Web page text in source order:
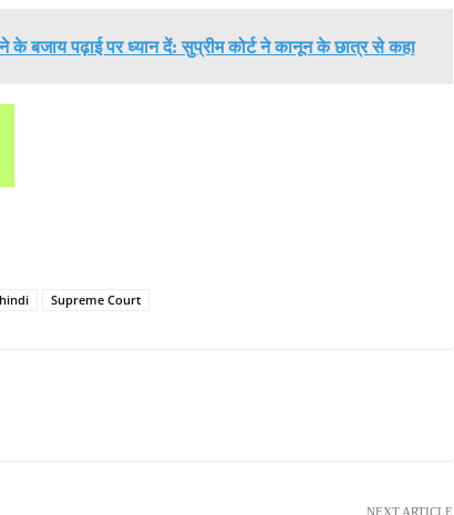
के बजाय पढ़ाई पर ध्यान दें: सुप्रीम कोर्ट ने कानून के छात्र से कहा
Supreme Court
NEXT ARTICLE